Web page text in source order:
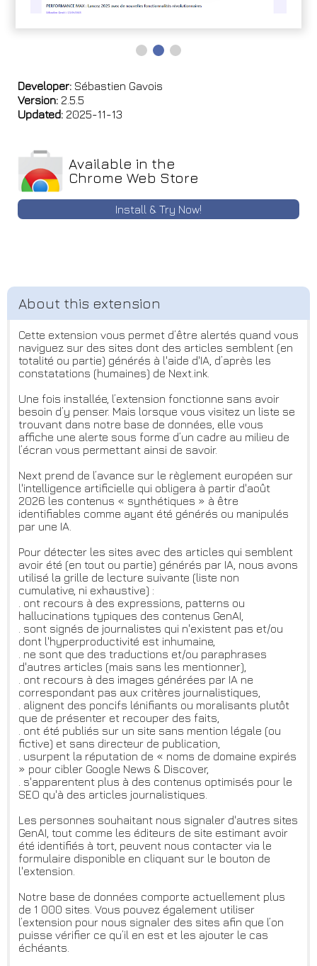
Developer: Sébastien Gavois
Version: 2.5.5
Updated: 2025-11-13
Available in the
Chrome Web Store
Install & Try Now!
Cette extension vous permet d’être alertés quand vous
naviguez sur des sites dont des articles semblent (en
totalité ou partie) générés à l'aide d'IA, d’après les
constatations (humaines) de Next.ink.
Une fois installée, l’extension fonctionne sans avoir
besoin d’y penser. Mais lorsque vous visitez un liste se
trouvant dans notre base de données, elle vous
affiche une alerte sous forme d’un cadre au milieu de
l’écran vous permettant ainsi de savoir.
Next prend de l’avance sur le règlement européen sur
l'intelligence artificielle qui obligera à partir d'août
2026 les contenus « synthétiques » à être
identifiables comme ayant été générés ou manipulés
par une IA.
Pour détecter les sites avec des articles qui semblent
avoir été (en tout ou partie) générés par IA, nous avons
utilisé la grille de lecture suivante (liste non
cumulative, ni exhaustive) :
. ont recours à des expressions, patterns ou
hallucinations typiques des contenus GenAI,
. sont signés de journalistes qui n'existent pas et/ou
dont l'hyperproductivité est inhumaine,
. ne sont que des traductions et/ou paraphrases
d'autres articles (mais sans les mentionner),
. ont recours à des images générées par IA ne
correspondant pas aux critères journalistiques,
. alignent des poncifs lénifiants ou moralisants plutôt
que de présenter et recouper des faits,
. ont été publiés sur un site sans mention légale (ou
fictive) et sans directeur de publication,
. usurpent la réputation de « noms de domaine expirés
» pour cibler Google News & Discover,
. s'apparentent plus à des contenus optimisés pour le
SEO qu'à des articles journalistiques.
Les personnes souhaitant nous signaler d'autres sites
GenAI, tout comme les éditeurs de site estimant avoir
été identifiés à tort, peuvent nous contacter via le
formulaire disponible en cliquant sur le bouton de
l'extension.
Notre base de données comporte actuellement plus
de 1 000 sites. Vous pouvez également utiliser
l’extension pour nous signaler des sites afin que l’on
puisse vérifier ce qu’il en est et les ajouter le cas
échéants.